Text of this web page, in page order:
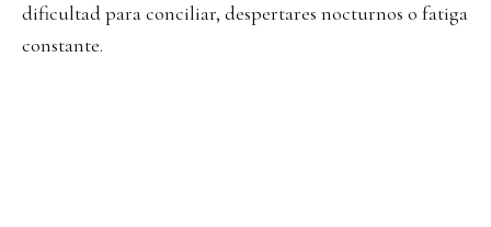
dificultad para conciliar, despertares nocturnos o fatiga
constante.